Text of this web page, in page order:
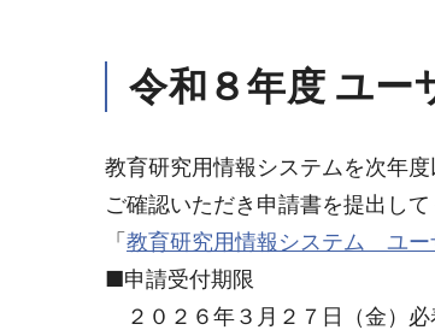
令和８年度 ユー
教育研究用情報システムを次年
ご確認いただき申請書を提出して
「 教育研究用情報システム ユー
■申請受付期限
２０２６年３月２７日（金）